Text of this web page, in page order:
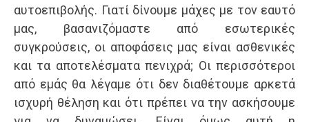
αυτοεπιβολής. Γιατί δίνουμε μάχες με τον εαυτό
μας, βασανιζόμαστε από εσωτερικές
συγκρούσεις, οι αποφάσεις μας είναι ασθενικές
και τα αποτελέσματα πενιχρά; Οι περισσότεροι
από εμάς θα λέγαμε ότι δεν διαθέτουμε αρκετά
ισχυρή θέληση και ότι πρέπει να την ασκήσουμε